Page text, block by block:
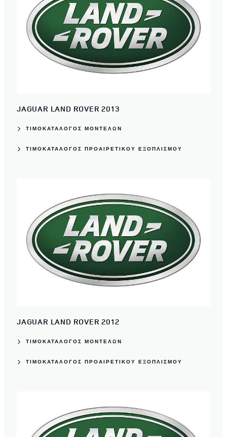
JAGUAR LAND ROVER 2013
ΤΙΜΟΚΑΤΑΛΟΓΟΣ ΜΟΝΤΕΛΩΝ
ΤΙΜΟΚΑΤΆΛΟΓΟΣ ΠΡΟΑΙΡΕΤΙΚΟΎ ΕΞΟΠΛΙΣΜΟΎ
JAGUAR LAND ROVER 2012
ΤΙΜΟΚΑΤΑΛΟΓΟΣ ΜΟΝΤΕΛΩΝ
ΤΙΜΟΚΑΤΆΛΟΓΟΣ ΠΡΟΑΙΡΕΤΙΚΟΎ ΕΞΟΠΛΙΣΜΟΎ